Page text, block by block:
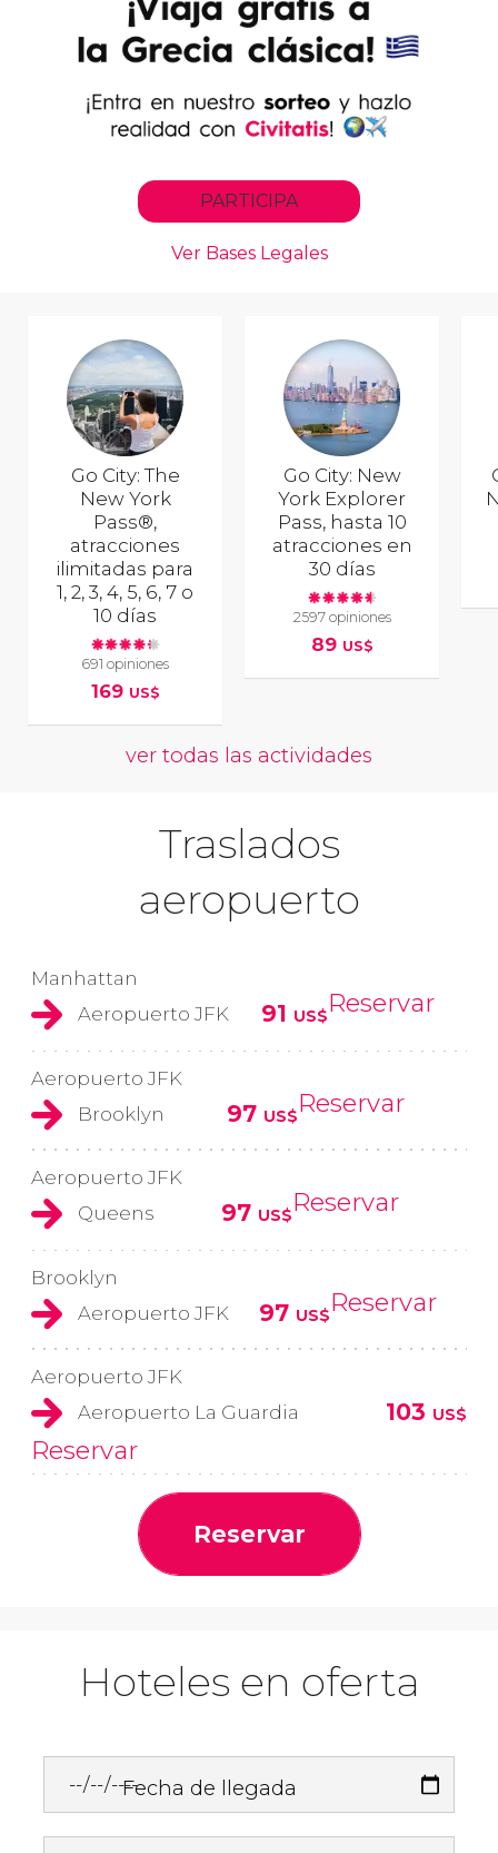
Go City: The
New York
Pass®,
atracciones
ilimitadas para
1, 2, 3, 4, 5, 6, 7 o
10 días
691 opiniones
169 US$
Go City: New
York Explorer
Pass, hasta 10
atracciones en
30 días
2597 opiniones
89 US$
ver todas las actividades
Traslados
aeropuerto
Manhattan
Aeropuerto JFK
91 US$Reservar
Aeropuerto JFK
Brooklyn
97 US$Reservar
Aeropuerto JFK
Queens
97 US$Reservar
Brooklyn
Aeropuerto JFK
97 US$Reservar
Aeropuerto JFK
Aeropuerto La Guardia
103 US$
Reservar
Reservar
Hoteles en oferta
Fecha de llegada